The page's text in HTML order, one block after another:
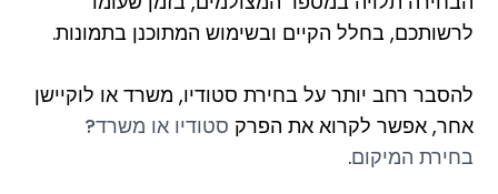
לרשותכם, בחלל הקיים ובשימוש המתוכנן בתמונות.
להסבר רחב יותר על בחירת סטודיו, משרד או לוקיישן
אחר, אפשר לקרוא את הפרק סטודיו או משרד?
בחירת המיקום.